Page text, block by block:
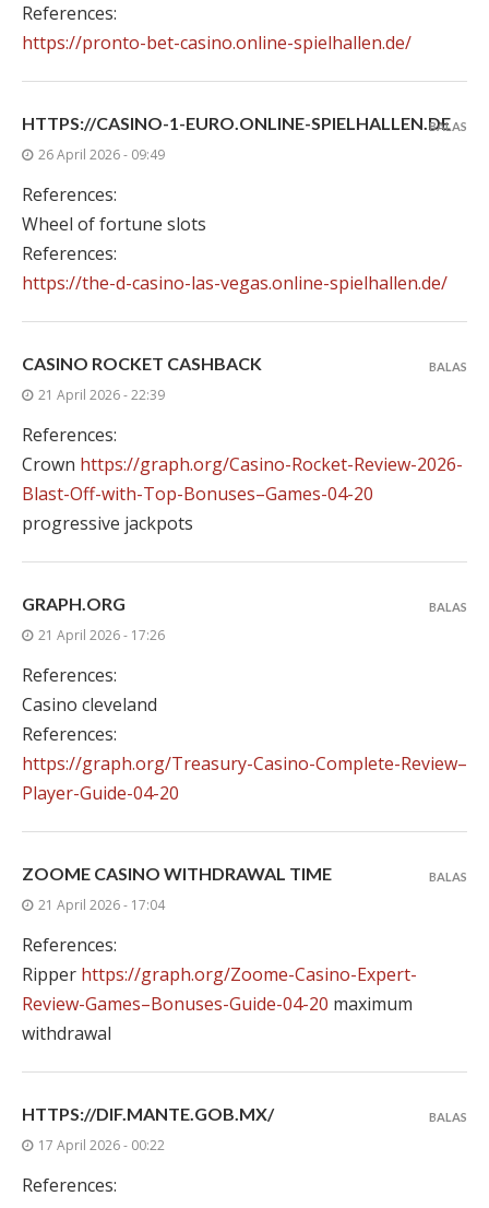
References:
https://pronto-bet-casino.online-spielhallen.de/
HTTPS://CASINO-1-EURO.ONLINE-SPIELHALLEN.DE
26 April 2026 - 09:49
References:
Wheel of fortune slots
References:
https://the-d-casino-las-vegas.online-spielhallen.de/
BALAS
CASINO ROCKET CASHBACK
21 April 2026 - 22:39
References:
Crown https://graph.org/Casino-Rocket-Review-2026-
Blast-Off-with-Top-Bonuses–Games-04-20
progressive jackpots
BALAS
GRAPH.ORG
21 April 2026 - 17:26
References:
Casino cleveland
References:
https://graph.org/Treasury-Casino-Complete-Review–
Player-Guide-04-20
BALAS
ZOOME CASINO WITHDRAWAL TIME
21 April 2026 - 17:04
References:
Ripper https://graph.org/Zoome-Casino-Expert-
Review-Games–Bonuses-Guide-04-20 maximum
withdrawal
BALAS
HTTPS://DIF.MANTE.GOB.MX/
17 April 2026 - 00:22
References:
BALAS